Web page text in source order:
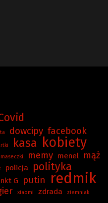
dowcipy facebook
kasa kobiety
maseczki memy menel mąż
policja polityka
G putin redmik
xiaomi zdrada
ziemniak